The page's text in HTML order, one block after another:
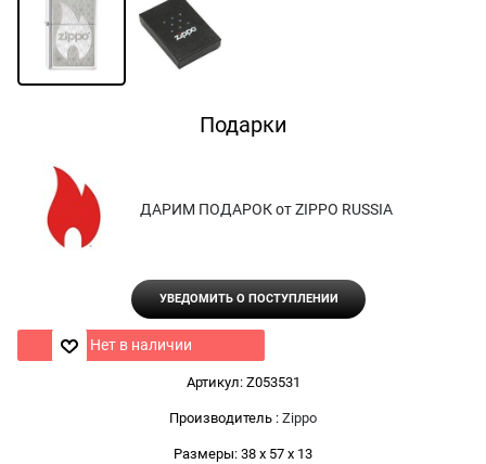
Подарки
ДАРИМ ПОДАРОК от ZIPPO RUSSIA
УВЕДОМИТЬ О ПОСТУПЛЕНИИ
Нет в наличии
Артикул: Z053531
Производитель : Zippo
Размеры: 38 x 57 x 13